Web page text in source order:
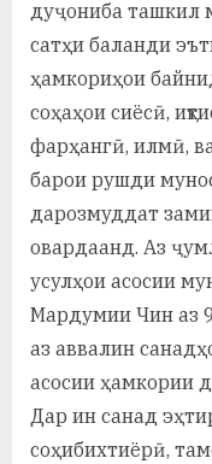
дуҷониба ташкил
сатҳи баланди
ҳамкориҳои
соҳаҳои сиёсӣ,
фарҳангӣ, илмӣ,
барои рушди
дарозмуддат
овардаанд. Аз
усулҳои асосии
Мардумии Чин аз
аз аввалин
асосии ҳамкории
Дар ин санад
соҳибихтиёрӣ,